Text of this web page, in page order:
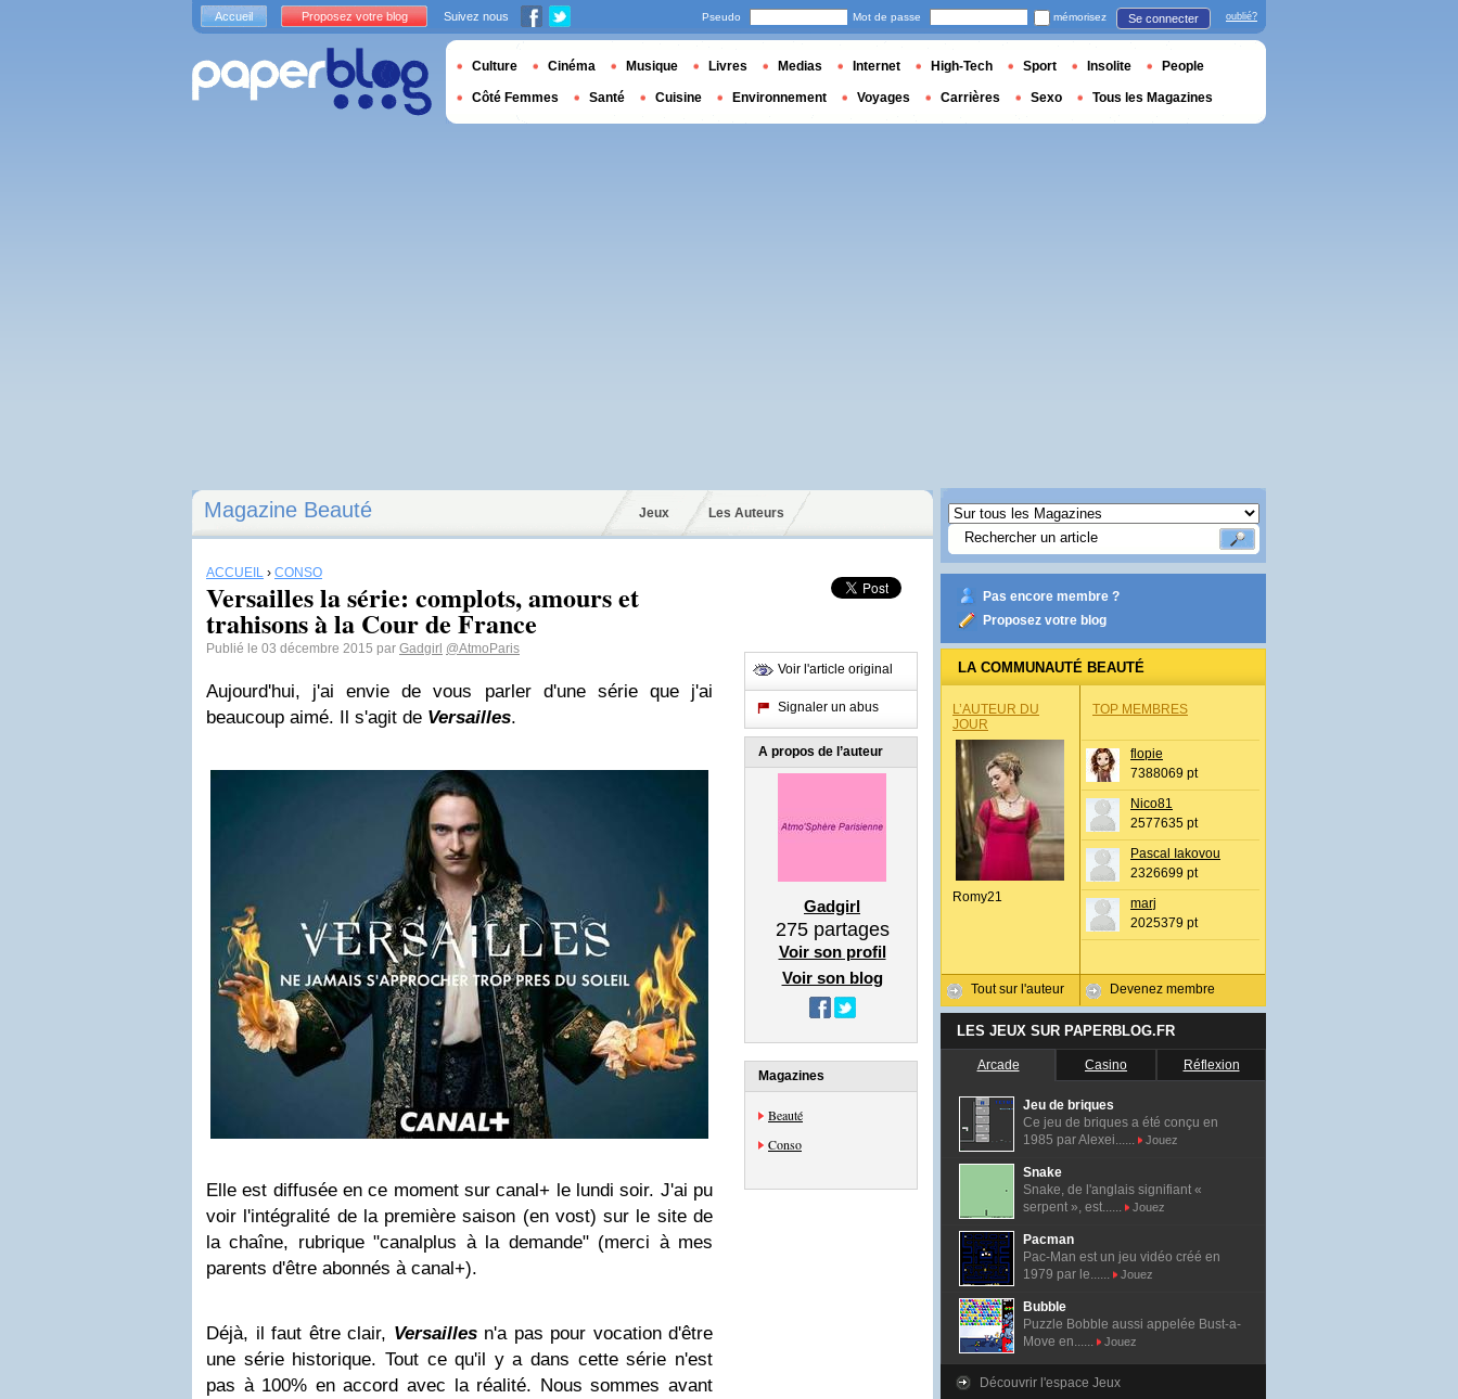
Magazine Beauté Jeux Les Auteurs
ACCUEIL › CONSO
Versailles la série: complots, amours et
trahisons à la Cour de France
Publié le 03 décembre 2015 par Gadgirl @AtmoParis
Aujourd'hui, j'ai envie de vous parler d'une série que j'ai
beaucoup aimé. Il s'agit de Versailles.
Elle est diffusée en ce moment sur canal+ le lundi soir. J'ai pu
voir l'intégralité de la première saison (en vost) sur le site de
la chaîne, rubrique "canalplus à la demande" (merci à mes
parents d'être abonnés à canal+).
Déjà, il faut être clair, Versaillesn'a pas pour vocation d'être
une série historique. Tout ce qu'il y a dans cette série n'est
pas à 100% en accord avec la réalité. Nous sommes avant
Voir l'article original
Signaler un abus
A propos de l’auteur
Gadgirl
275partages
Voir son profil
Voir son blog
Magazines
Beauté
Conso
Pas encore membre ?
Proposez votre blog
LA COMMUNAUTÉ BEAUTÉ
L’AUTEUR DU
JOUR
Romy21
Tout sur l'auteur
TOP MEMBRES
flopie
7388069 pt
Nico81
2577635 pt
Pascal Iakovou
2326699 pt
marj
2025379 pt
Devenez membre
LES JEUX SUR PAPERBLOG.FR
Arcade Casino Réflexion
Jeu de briques
Ce jeu de briques a été conçu en
1985 par Alexei......
Jouez
Snake
Snake, de l'anglais signifiant «
serpent », est......
Jouez
Pacman
Pac-Man est un jeu vidéo créé en
1979 par le......
Jouez
Bubble
Puzzle Bobble aussi appelée Bust-a-
Move en......
Jouez
Découvrir l'espace Jeux
Accueil Proposez votre blog Suivez nous Pseudo Mot de passe mémorisez Se connecter oublié?
Culture Cinéma Musique Livres Medias Internet High-Tech Sport Insolite People
Côté Femmes Santé Cuisine Environnement Voyages Carrières Sexo Tous les Magazines